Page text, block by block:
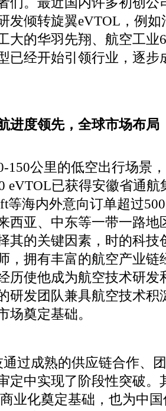
发倾转旋翼eVTOL，例
大的华羽先翔、航空工业
已经开始引领行业，逐步
进度领先，全球市场布局
150公里的低空出行场景
eVTOL已获得安徽省通
等海内外意向订单超过
西亚、中东等一带一路地
其的关键因素，时的科技
，拥有丰富的航空产业链
历使他成为航空技术研发
研发团队兼具航空技术积
场奠定基础。
过成熟的供应链合作、
定中实现了阶段性突破。
业化奠定基础，也为中